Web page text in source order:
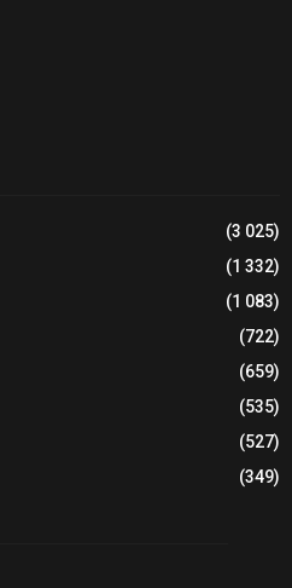
(3 025)
(1 332)
(1 083)
(722)
(659)
(535)
(527)
(349)